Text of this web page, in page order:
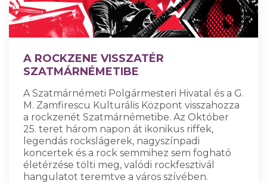
A ROCKZENE VISSZATÉR
SZATMÁRNÉMETIBE
A Szatmárnémeti Polgármesteri Hivatal és a G.
M. Zamfirescu Kulturális Központ visszahozza
a rockzenét Szatmárnémetibe. Az Október
25. teret három napon át ikonikus riffek,
legendás rockslágerek, nagyszínpadi
koncertek és a rock semmihez sem fogható
életérzése tölti meg, valódi rockfesztivál
hangulatot teremtve a város szívében.